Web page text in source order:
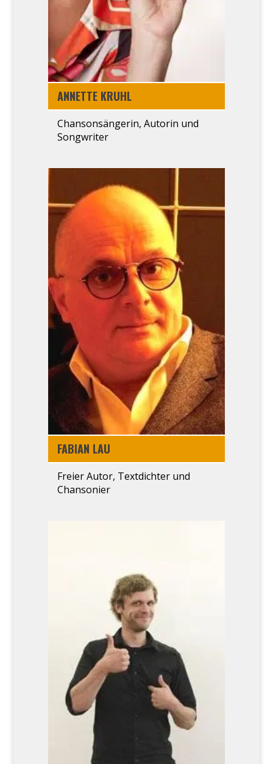
ANNET­TE KRUHL
Chanson­sängerin, Autorin und
Song­wri­ter
FABI­AN LAU
Frei­er Autor, Text­dich­ter und
Chan­so­nier